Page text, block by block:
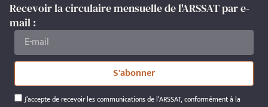
Recevoir la circulaire mensuelle de l'ARSSAT par e-
mail :
J’accepte de recevoir les communications de l’ARSSAT, conformément à la
S'abonner